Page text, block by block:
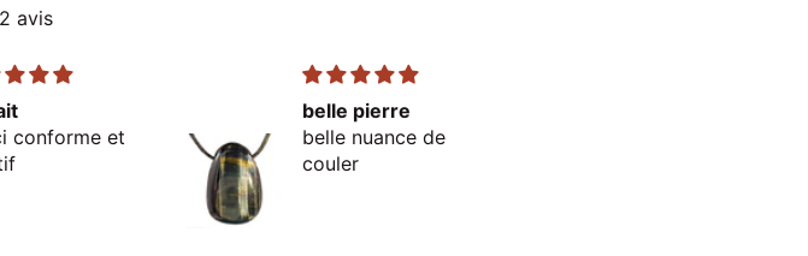
avis
conforme et
belle pierre
belle nuance de
couler